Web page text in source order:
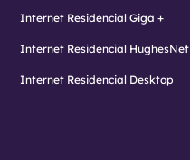
Internet Residencial Giga +
Internet Residencial HughesNet
Internet Residencial Desktop